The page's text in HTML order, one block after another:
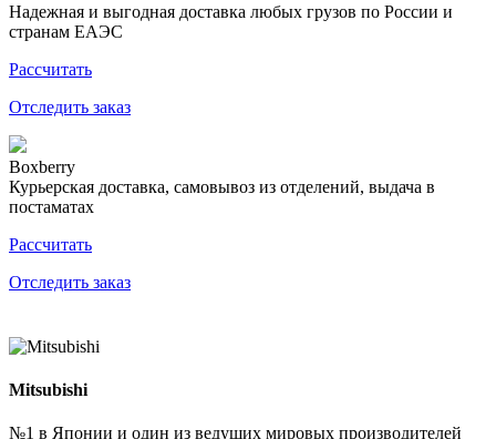
Надежная и выгодная доставка любых грузов по России и
странам ЕАЭС
Рассчитать
Отследить заказ
Boxberry
Курьерская доставка, самовывоз из отделений, выдача в
постаматах
Рассчитать
Отследить заказ
Mitsubishi
№1 в Японии и один из ведущих мировых производителей